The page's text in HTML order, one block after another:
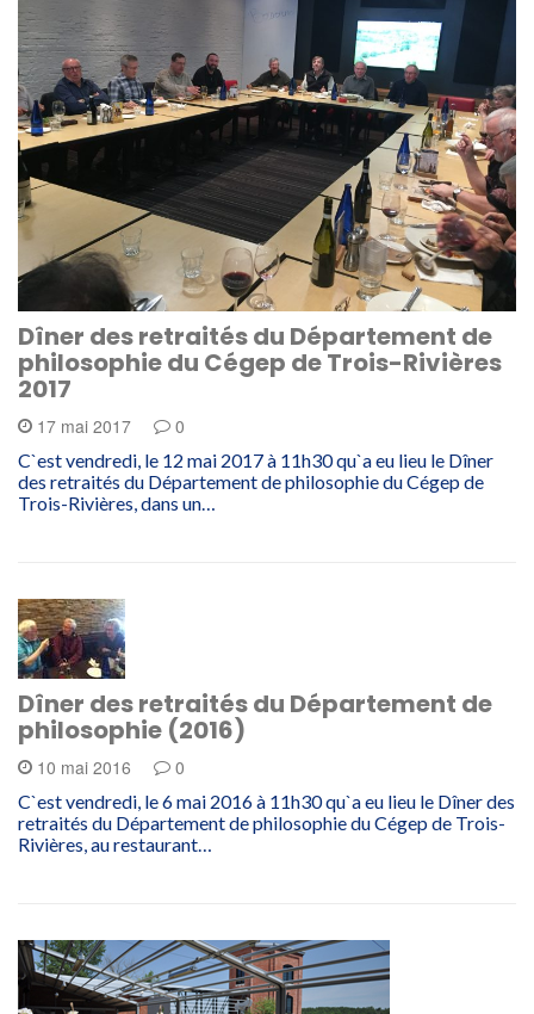
Dîner des retraités du Département de
philosophie du Cégep de Trois-Rivières
2017
17 mai 2017 0
C`est vendredi, le 12 mai 2017 à 11h30 qu`a eu lieu le Dîner
des retraités du Département de philosophie du Cégep de
Trois-Rivières, dans un…
Dîner des retraités du Département de
philosophie (2016)
10 mai 2016 0
C`est vendredi, le 6 mai 2016 à 11h30 qu`a eu lieu le Dîner des
retraités du Département de philosophie du Cégep de Trois-
Rivières, au restaurant…